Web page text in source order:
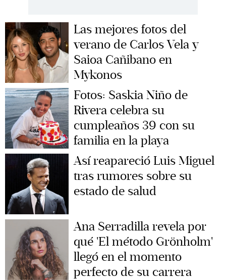
Las mejores fotos del
verano de Carlos Vela y
Saioa Cañibano en
Mykonos
Fotos: Saskia Niño de
Rivera celebra su
cumpleaños 39 con su
familia en la playa
Así reapareció Luis Miguel
tras rumores sobre su
estado de salud
Ana Serradilla revela por
qué 'El método Grönholm'
llegó en el momento
perfecto de su carrera